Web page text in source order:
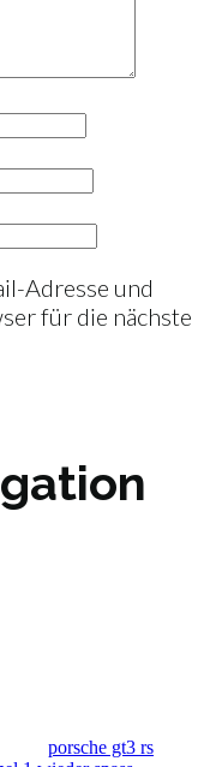
Adresse und
für die nächste
porsche gt3 rs